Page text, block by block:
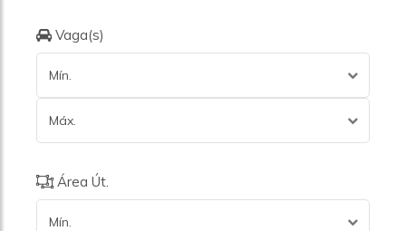
Vaga(s)
Mín.
Máx.
Área Út.
Mín.